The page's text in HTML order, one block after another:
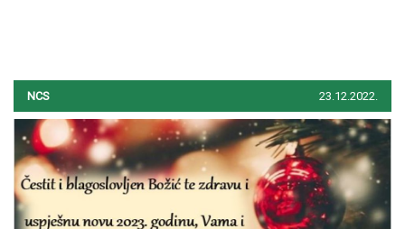
NCS 23.12.2022.